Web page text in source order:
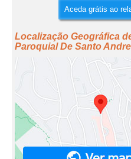
Aceda grátis ao
Localização Geográfica
Paroquial De Santo